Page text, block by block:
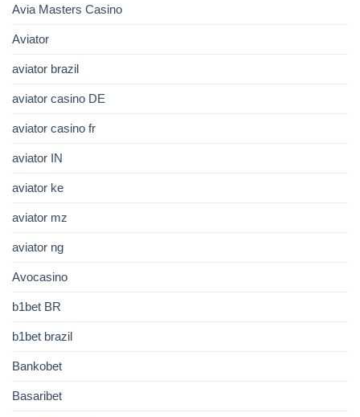
Avia Masters Casino
Aviator
aviator brazil
aviator casino DE
aviator casino fr
aviator IN
aviator ke
aviator mz
aviator ng
Avocasino
b1bet BR
b1bet brazil
Bankobet
Basaribet